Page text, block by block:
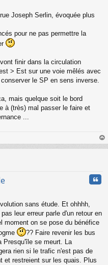
Joseph Serlin, évoquée plus
pour ne pas permettre la
finir dans la circulation
> Est sur une voie mêlés avec
le SP en sens inverse.
mais quelque soit le bord
à (très) mal passer le faire et
...
au
sans étude. Et ohhhh,
leur erreur parle d'un retour en
moment on se pose du bénéfice
?? Faire revenir les bus
Presqu'île se meurt. La
rien si le trafic n'est pas de
et restreient sur les quais. Plus